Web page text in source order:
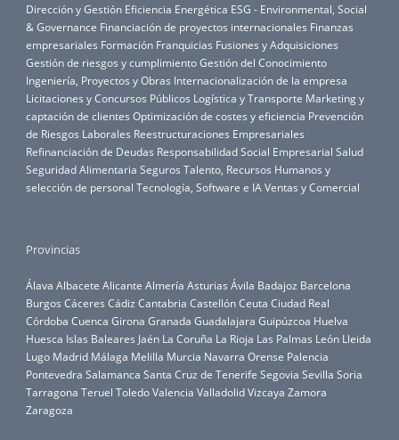
Dirección y Gestión Eficiencia Energética ESG - Environmental, Social
& Governance Financiación de proyectos internacionales Finanzas
empresariales Formación Franquicias Fusiones y Adquisiciones
Gestión de riesgos y cumplimientoGestión del Conocimiento
Ingeniería, Proyectos y Obras Internacionalización de la empresa
Licitaciones y Concursos Públicos Logística y Transporte Marketing y
captación de clientes Optimización de costes y eficiencia Prevención
de Riesgos Laborales Reestructuraciones Empresariales
Refinanciación de Deudas Responsabilidad Social Empresarial Salud
Seguridad Alimentaria Seguros Talento, Recursos Humanos y
selección de personal Tecnología, Software e IAVentas y Comercial
Provincias
Álava Albacete Alicante Almería Asturias Ávila Badajoz Barcelona
Burgos Cáceres Cádiz Cantabria CastellónCeuta Ciudad Real
Córdoba Cuenca Girona Granada Guadalajara Guipúzcoa Huelva
Huesca Islas Baleares Jaén La Coruña La Rioja Las Palmas León Lleida
Lugo Madrid Málaga Melilla Murcia Navarra Orense Palencia
Pontevedra Salamanca Santa Cruz de Tenerife Segovia Sevilla Soria
Tarragona Teruel ToledoValencia ValladolidVizcaya Zamora
Zaragoza